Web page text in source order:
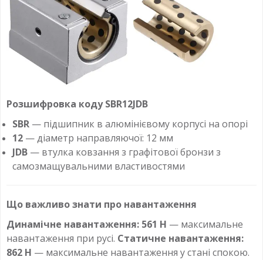
Розшифровка коду SBR12JDB
SBR — підшипник в алюмінієвому корпусі на опорі
12 — діаметр направляючої: 12 мм
JDB — втулка ковзання з графітової бронзи з
самозмащувальними властивостями
Що важливо знати про навантаження
Динамічне навантаження: 561 Н — максимальне
навантаження при русі. Статичне навантаження:
862 Н — максимальне навантаження у стані спокою.